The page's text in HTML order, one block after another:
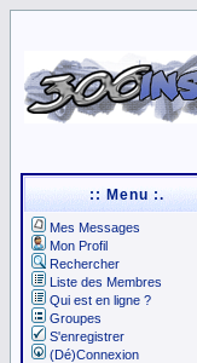
:: Menu :.
Mes Messages
Mon Profil
Rechercher
Liste des Membres
Qui est en ligne ?
Groupes
S'enregistrer
(Dé)Connexion